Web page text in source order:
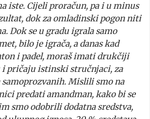
iste. Cijeli proračun, pa i u minus
dok za omladinski pogon niti
Dok se u gradu igrala samo
bilo je igrača, a danas kad
i padel, moraš imati drukčiji
i pričaju istinski stručnjaci, za
Mislili smo na
predati amandman, kako bi se
smo odobrili dodatna sredstva,